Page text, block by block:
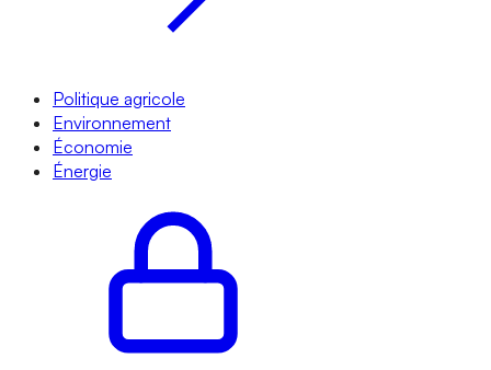
Politique agricole
Environnement
Économie
Énergie